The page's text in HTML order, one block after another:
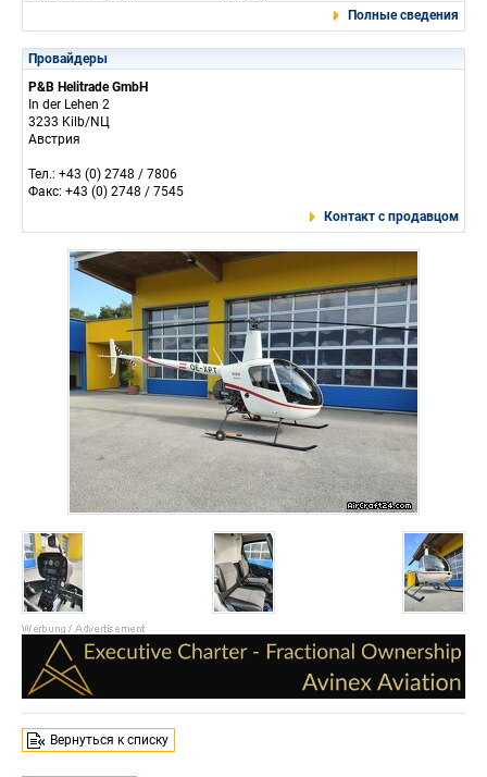
Полные сведения
Провайдеры
P&B Helitrade GmbH
In der Lehen 2
3233 Kilb/NЦ
Австрия
Тел.: +43 (0) 2748 / 7806
Факс: +43 (0) 2748 / 7545
Контакт с продавцом
Вернуться к списку